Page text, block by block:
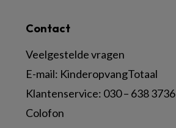
Contact
Veelgestelde vragen
E-mail: KinderopvangTotaal
Klantenservice: 030 – 638 3736
Colofon